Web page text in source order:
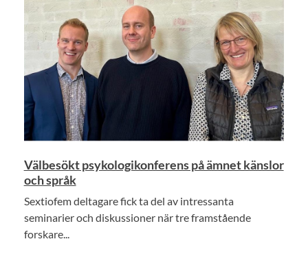
Välbesökt psykologikonferens på ämnet känslor
och språk
Sextiofem deltagare fick ta del av intressanta
seminarier och diskussioner när tre framstående
forskare...